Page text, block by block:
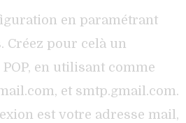
en paramétrant
Créez pour celà un
en utilisant comme
et smtp.gmail.com.
est votre adresse mail,